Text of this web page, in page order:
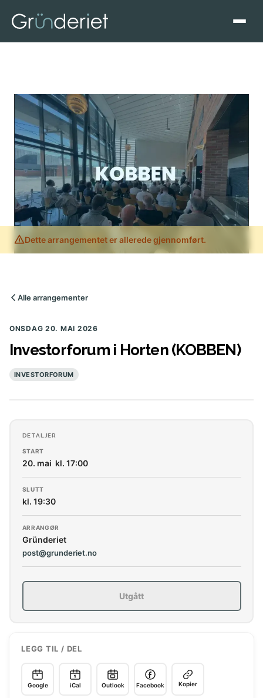
Dette arrangementet er allerede gjennomført.
Alle arrangementer
ONSDAG 20. MAI 2026
Investorforum i Horten (KOBBEN)
INVESTORFORUM
DETALJER
START
20. mai kl. 17:00
SLUTT
kl. 19:30
ARRANGØR
Gründeriet
post@grunderiet.no
Utgått
LEGG TIL / DEL
Google iCal Outlook Facebook Kopier